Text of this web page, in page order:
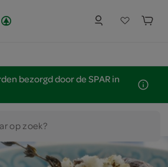
bezorgd door de SPAR in
op zoek?